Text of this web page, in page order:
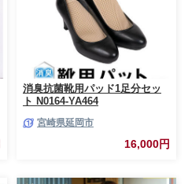
消臭抗菌靴用パッド1足分セッ
ト N0164-YA464
宮崎県延岡市
16,000円